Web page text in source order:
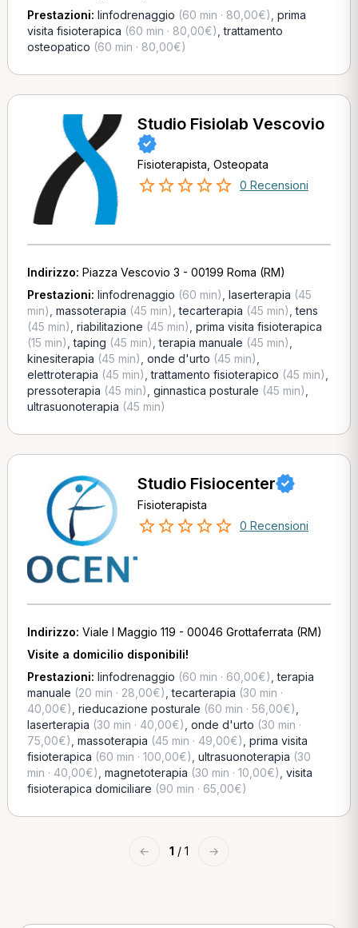
Prestazioni: linfodrenaggio (60 min · 80,00€) prima
visita fisioterapica (60 min · 80,00€) ,trattamento
osteopatico (60 min · 80,00€)
Studio Fisiolab Vescovio
Fisioterapista, Osteopata
0 Recensioni
Indirizzo: Piazza Vescovio 3 - 00199 Roma (RM)
Prestazioni: linfodrenaggio (60 min) laserterapia (45
min) massoterapia (45 min) ,tecarterapia (45 min) ,tens
(45 min) riabilitazione (45 min) prima visita fisioterapica
(15 min) ,taping (45 min) ,terapia manuale (45 min)
kinesiterapia (45 min) onde d'urto (45 min)
elettroterapia (45 min) ,trattamento fisioterapico (45 min)
pressoterapia (45 min) ginnastica posturale (45 min)
ultrasuonoterapia (45 min)
Studio Fisiocenter
Fisioterapista
0 Recensioni
Indirizzo: Viale I Maggio 119 - 00046 Grottaferrata (RM)
Visite a domicilio disponibili!
Prestazioni: linfodrenaggio (60 min · 60,00€) ,terapia
manuale (20 min · 28,00€) ,tecarterapia (30 min ·
40,00€) rieducazione posturale (60 min · 56,00€)
laserterapia (30 min · 40,00€) onde d'urto (30 min ·
75,00€) massoterapia (45 min · 49,00€) prima visita
fisioterapica (60 min · 100,00€) ultrasuonoterapia (30
min · 40,00€) magnetoterapia (30 min · 10,00€) visita
fisioterapica domiciliare (90 min · 65,00€)
← 1 / 1 →